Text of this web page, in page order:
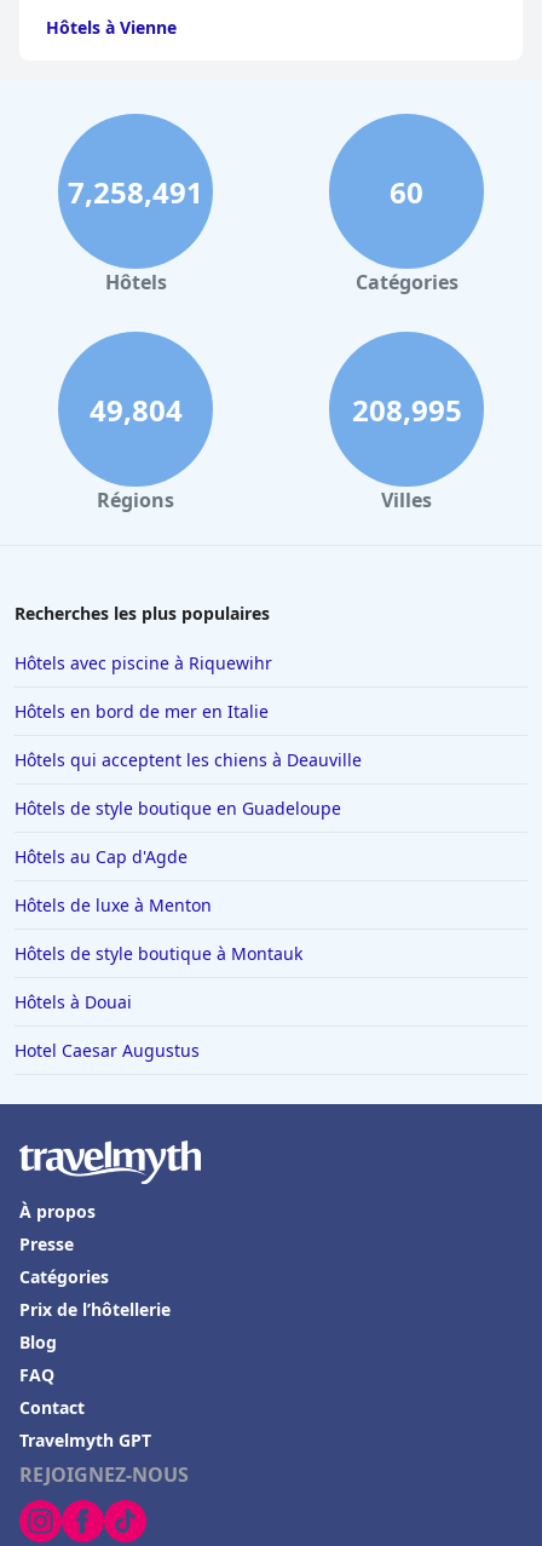
Hôtels à Vienne
Hôtels à Perpignan
Hôtels au Grand-Bornand
Hôtels à Strasbourg
Hôtels à Valence
Hôtels à Gerardmer
Hôtels à Palerme
Hôtels à Dinard
Hôtels à Biarritz
Hôtels à Verbier
Hôtels en Savoie
Hôtels à Saint-Martin-de-Belleville
Hôtels à Chamonix-Mont-Blanc
Hôtels à Los Angeles
Hôtels à Genève
Hôtels à Drancy
Hôtels à Sydney
Hôtels à Feurs
Hôtels à Pas de la Casa
Hôtels en Sardaigne
Hôtels à Bari
Hôtels à Elbeuf
Hôtels à Bellagio
Hôtels au Pays basque
Hôtels à Romorantin Lanthenay
7,258,491
Hôtels
60
Catégories
49,804
Régions
208,995
Villes
Recherches les plus populaires
Hôtels avec piscine à Riquewihr
Hôtels en bord de mer en Italie
Hôtels qui acceptent les chiens à Deauville
Hôtels de style boutique en Guadeloupe
Hôtels au Cap d'Agde
Hôtels de luxe à Menton
Hôtels de style boutique à Montauk
Hôtels à Douai
Hotel Caesar Augustus
REJOIGNEZ-NOUS
À propos
Presse
Catégories
Prix de l’hôtellerie
Blog
FAQ
Contact
Travelmyth GPT